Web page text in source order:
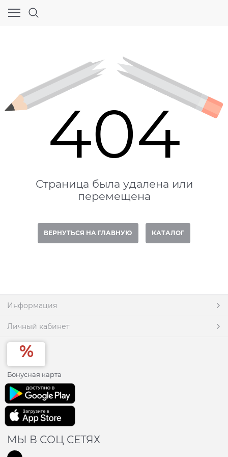
404
Страница была удалена или
перемещена
ВЕРНУТЬСЯ НА ГЛАВНУЮ КАТАЛОГ
Информация
Личный кабинет
Бонусная карта
МЫ В СОЦ СЕТЯХ